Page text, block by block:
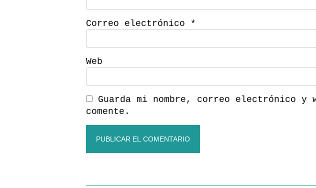
Correo electrónico *
Web
Guarda mi nombre, correo electrónico y
comente.